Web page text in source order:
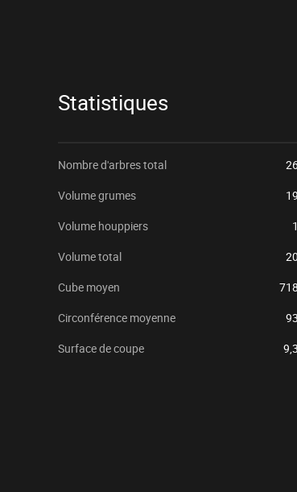
Statistiques
Nombre d'arbres total
Volume grumes
19
Volume houppiers
1
Volume total
20
Cube moyen
718
Circonférence moyenne
93
Surface de coupe
9,3